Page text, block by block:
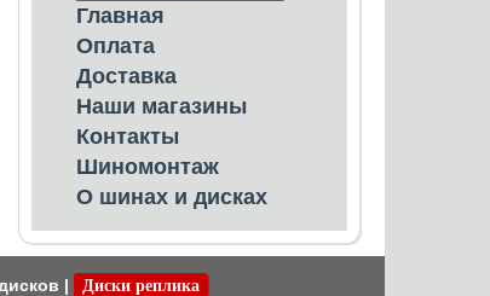
Главная
Оплата
Доставка
Наши магазины
Контакты
Шиномонтаж
О шинах и дисках
| Диски реплика